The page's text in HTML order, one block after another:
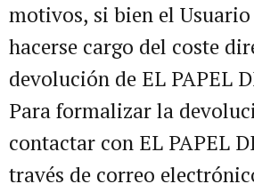
motivos, si bien el
hacerse cargo del coste
devolución de EL PAPEL
Para formalizar la
contactar con EL PAPEL
través de correo